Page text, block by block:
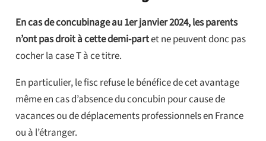
En cas de concubinage au 1er janvier 2024, les parents
n’ont pas droit à cette demi-partet ne peuvent donc pas
cocher la case T à ce titre.
En particulier, le fisc refuse le bénéfice de cet avantage
même en cas d’absence du concubin pour cause de
vacances ou de déplacements professionnels en France
ou à l’étranger.